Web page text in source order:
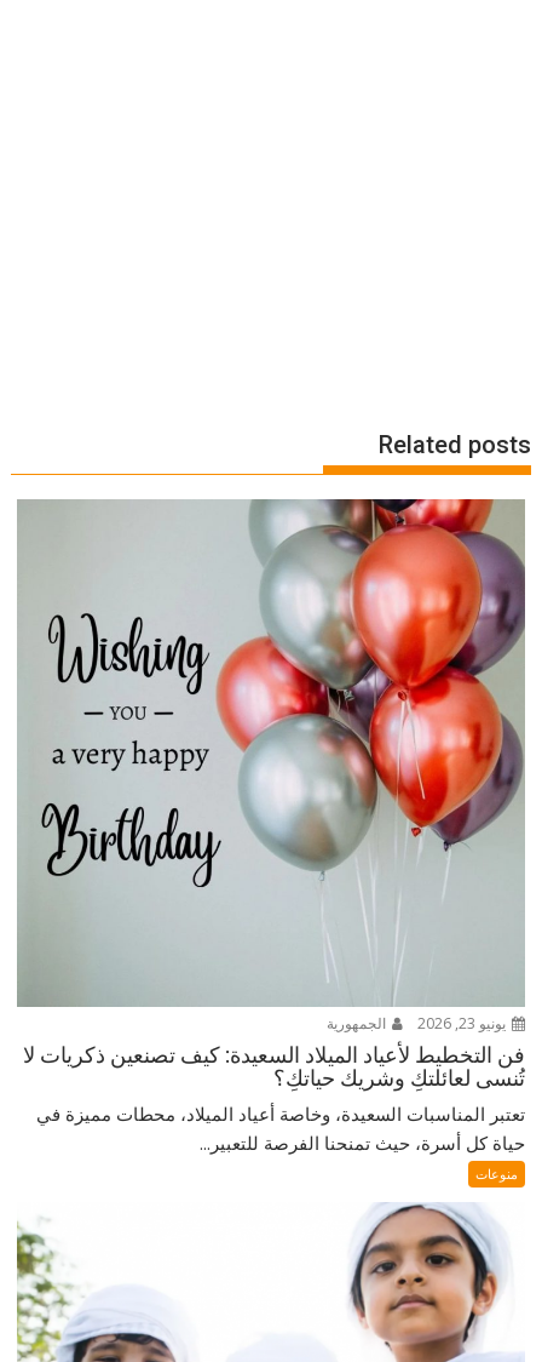
Related posts
يونيو 23, 2026 الجمهورية
فن التخطيط لأعياد الميلاد السعيدة: كيف تصنعين ذكريات لا
تُنسى لعائلتكِ وشريك حياتكِ؟
تعتبر المناسبات السعيدة، وخاصة أعياد الميلاد، محطات مميزة في
حياة كل أسرة، حيث تمنحنا الفرصة للتعبير...
منوعات